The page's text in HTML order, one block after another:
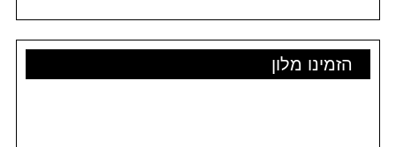
הזמינו מלון